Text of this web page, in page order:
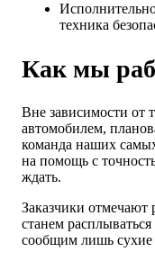
техника
Как мы
Вне зависимости от
автомобилем,
команда наших
на помощь с
ждать.
Заказчики
станем
сообщим лишь сухие